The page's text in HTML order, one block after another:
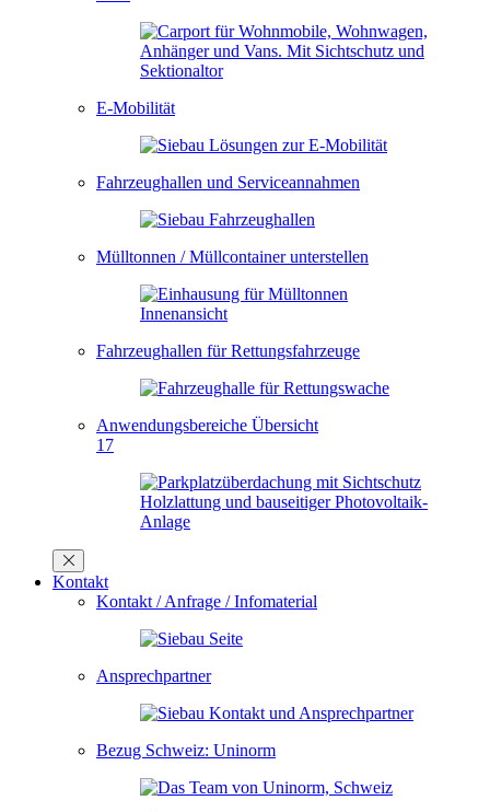
E-Mobilität
Fahrzeughallen und Serviceannahmen
Mülltonnen / Müllcontainer unterstellen
Fahrzeughallen für Rettungsfahrzeuge
Anwendungsbereiche Übersicht
17
Kontakt
Kontakt / Anfrage / Infomaterial
Ansprechpartner
Bezug Schweiz: Uninorm